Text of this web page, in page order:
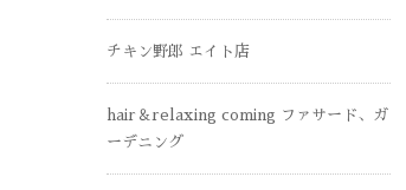
チキン野郎 エイト店
hair＆relaxing coming ファサード、ガ
ーデニング